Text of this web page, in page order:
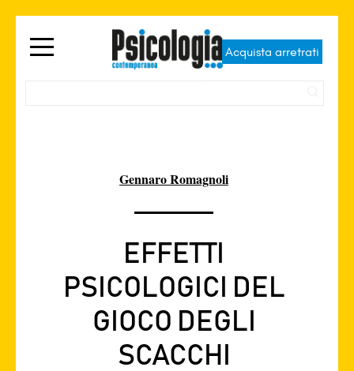
Acquista arretrati
Gennaro Romagnoli
EFFETTI
PSICOLOGICI DEL
GIOCO DEGLI
SCACCHI